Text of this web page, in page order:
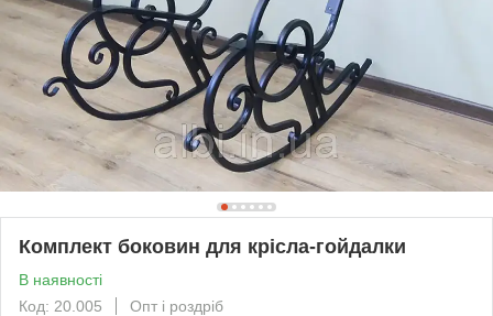
Комплект боковин для крісла-гойдалки
В наявності
Код: 20.005
Опт і роздріб